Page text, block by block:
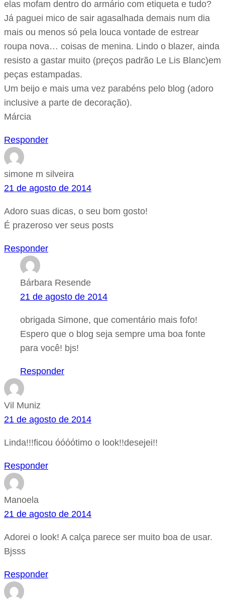
elas mofam dentro do armário com etiqueta e tudo?
Já paguei mico de sair agasalhada demais num dia
mais ou menos só pela louca vontade de estrear
roupa nova… coisas de menina. Lindo o blazer, ainda
resisto a gastar muito (preços padrão Le Lis Blanc)em
peças estampadas.
Um beijo e mais uma vez parabéns pelo blog (adoro
inclusive a parte de decoração).
Márcia
Responder
simone m silveira
21 de agosto de 2014
Adoro suas dicas, o seu bom gosto!
É prazeroso ver seus posts
Responder
Bárbara Resende
21 de agosto de 2014
obrigada Simone, que comentário mais fofo!
Espero que o blog seja sempre uma boa fonte
para você! bjs!
Responder
Vil Muniz
21 de agosto de 2014
Linda!!!ficou óóóótimo o look!!desejei!!
Responder
Manoela
21 de agosto de 2014
Adorei o look! A calça parece ser muito boa de usar.
Bjsss
Responder